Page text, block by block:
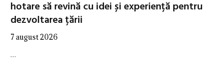
hotare să revină cu idei și experiență pentru
dezvoltarea țării
7 august 2026
…